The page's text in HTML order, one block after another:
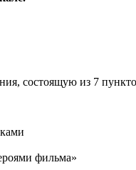
состоящую из 7
фильма»